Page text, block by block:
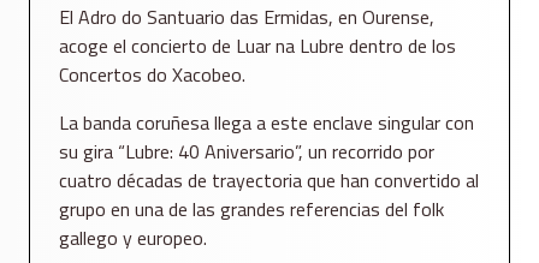
El Adro do Santuario das Ermidas, en Ourense,
acoge el concierto de Luar na Lubre dentro de los
Concertos do Xacobeo.
La banda coruñesa llega a este enclave singular con
su gira “Lubre: 40 Aniversario”, un recorrido por
cuatro décadas de trayectoria que han convertido al
grupo en una de las grandes referencias del folk
gallego y europeo.